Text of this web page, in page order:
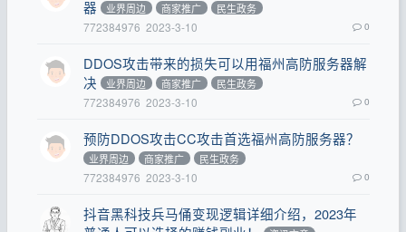
器
业界周边 商家推广 民生政务
772384976 2023-3-10 0
DDOS攻击带来的损失可以用福州高防服务器解
决
业界周边 商家推广 民生政务
772384976 2023-3-10 0
预防DDOS攻击CC攻击首选福州高防服务器？
业界周边 商家推广 民生政务
772384976 2023-3-10 0
抖音黑科技兵马俑变现逻辑详细介绍，2023年